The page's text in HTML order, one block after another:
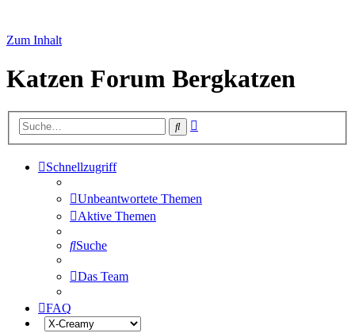
Zum Inhalt
Katzen Forum Bergkatzen
Suche
Schnellzugriff
Unbeantwortete Themen
Aktive Themen
Suche
Das Team
FAQ